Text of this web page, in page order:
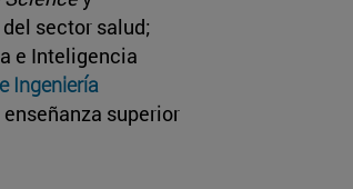
sector salud;
e Inteligencia
Ingeniería
superior